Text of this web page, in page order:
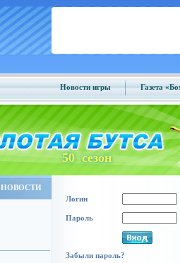
Новости игры Газета
50 сезон
НОВОСТИ
Логин
Пароль
Забыли пароль?